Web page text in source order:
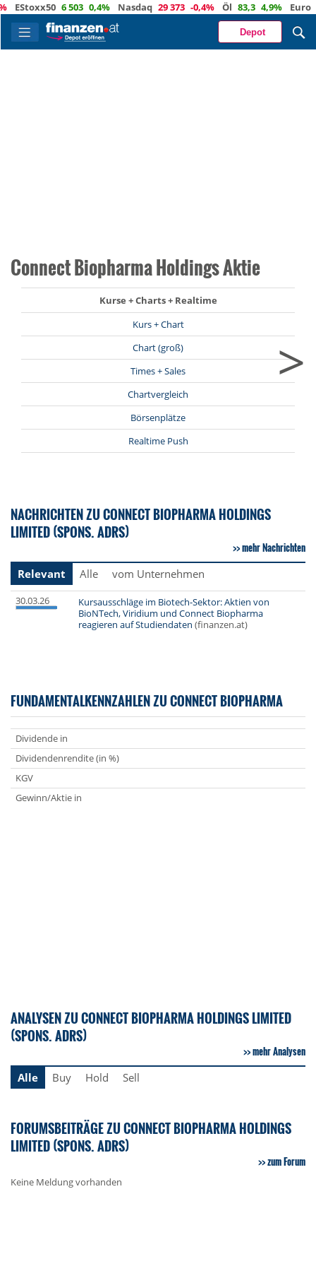
6 503 0,4% Nasdaq 29 373 -0,4% Öl 83,3 4,9% Euro
Depot
Connect Biopharma Holdings Aktie
Kurse + Charts + Realtime
Kurs + Chart
Chart (groß)
Times + Sales
Chartvergleich
Börsenplätze
Realtime Push
>
NACHRICHTEN ZU CONNECT BIOPHARMA HOLDINGS
LIMITED (SPONS. ADRS)
mehr Nachrichten
Relevant
Alle vom Unternehmen
30.03.26
Kursausschläge im Biotech-Sektor: Aktien von
BioNTech, Viridium und Connect Biopharma
reagieren auf Studiendaten (finanzen.at)
FUNDAMENTALKENNZAHLEN ZU CONNECT BIOPHARMA
Dividende in
Dividendenrendite (in %)
KGV
Gewinn/Aktie in
ANALYSEN ZU CONNECT BIOPHARMA HOLDINGS LIMITED
(SPONS. ADRS)
mehr Analysen
Alle
Buy Hold Sell
FORUMSBEITRÄGE ZU CONNECT BIOPHARMA HOLDINGS
LIMITED (SPONS. ADRS)
zum Forum
Keine Meldung vorhanden